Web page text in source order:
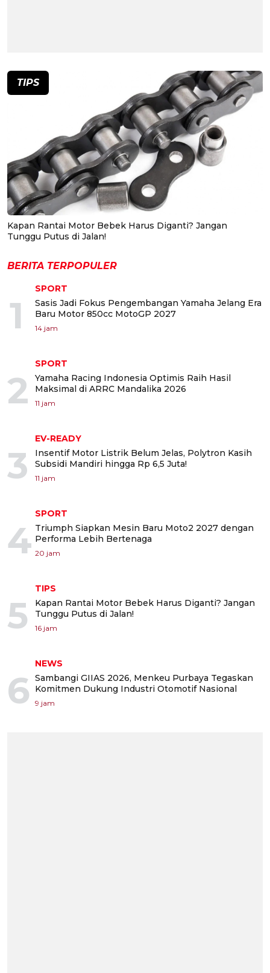
TIPS
Kapan Rantai Motor Bebek Harus Diganti? Jangan
Tunggu Putus di Jalan!
BERITA TERPOPULER
1
SPORT
Sasis Jadi Fokus Pengembangan Yamaha Jelang Era
Baru Motor 850cc MotoGP 2027
14 jam
2
SPORT
Yamaha Racing Indonesia Optimis Raih Hasil
Maksimal di ARRC Mandalika 2026
11 jam
3
EV-READY
Insentif Motor Listrik Belum Jelas, Polytron Kasih
Subsidi Mandiri hingga Rp 6,5 Juta!
11 jam
4
SPORT
Triumph Siapkan Mesin Baru Moto2 2027 dengan
Performa Lebih Bertenaga
20 jam
5
TIPS
Kapan Rantai Motor Bebek Harus Diganti? Jangan
Tunggu Putus di Jalan!
16 jam
6
NEWS
Sambangi GIIAS 2026, Menkeu Purbaya Tegaskan
Komitmen Dukung Industri Otomotif Nasional
9 jam